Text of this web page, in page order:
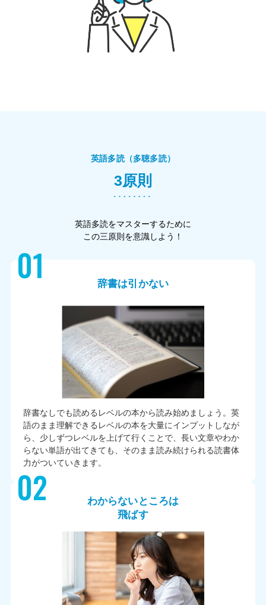
英語多読（多聴多読）
3原則
英語多読をマスターするために
この三原則を意識しよう！
01 辞書は引かない
辞書なしでも読めるレベルの本から読み始めましょう。英
語のまま理解できるレベルの本を大量にインプットしなが
ら、少しずつレベルを上げて行くことで、長い文章やわか
らない単語が出てきても、そのまま読み続けられる読書体
力がついていきます。
02
わからないところは
飛ばす